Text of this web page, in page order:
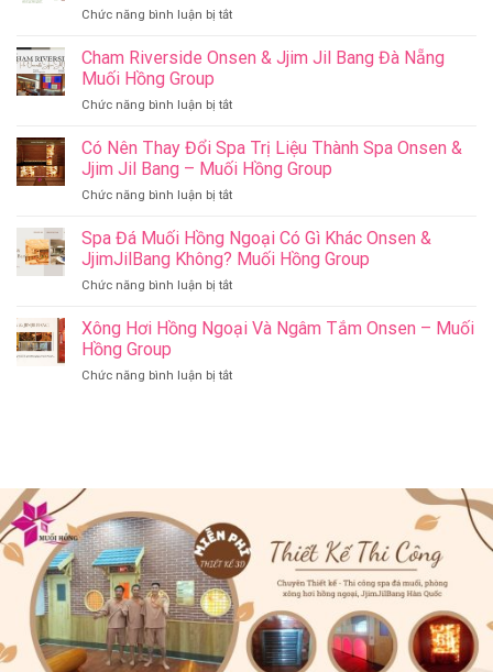
Chức năng bình luận bị tắtở
Những
Ý
Cho
Sức
–
&
Jjim
Bang
Muối
Cham Riverside Onsen & Jjim Jil Bang Đà Nẵng
Muối Hồng Group
Chức năng bình luận bị tắtở
Riverside
Onsen
&
Jjim
Bang
Đà
Muối
Group
Có Nên Thay Đổi Spa Trị Liệu Thành Spa Onsen &
Jjim Jil Bang – Muối Hồng Group
Chức năng bình luận bị tắtở
Nên
Thay
Đổi
Spa
Liệu
Onsen
Muối
Group
Spa Đá Muối Hồng Ngoại Có Gì Khác Onsen &
JjimJilBang Không? Muối Hồng Group
Chức năng bình luận bị tắtở
Đá
Muối
Ngoại
JjimJilBang
Muối
Hồng
Group
Xông Hơi Hồng Ngoại Và Ngâm Tắm Onsen – Muối
Hồng Group
Chức năng bình luận bị tắtở
Ngâm
Onsen
–
Muối
Hồng
Group